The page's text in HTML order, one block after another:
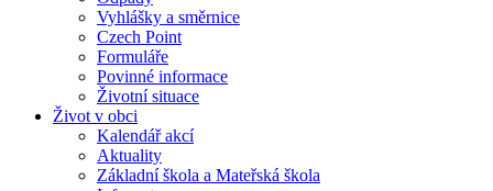
Vyhlášky a směrnice
Czech Point
Formuláře
Povinné informace
Životní situace
Život v obci
Kalendář akcí
Aktuality
Základní škola a Mateřská škola